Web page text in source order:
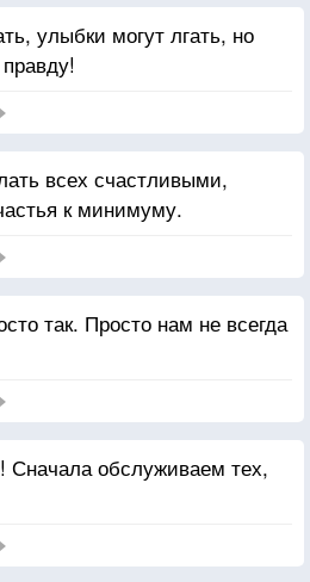
улыбки могут лгать, но
всех счастливыми,
к минимуму.
так. Просто нам не всегда
Сначала обслуживаем тех,